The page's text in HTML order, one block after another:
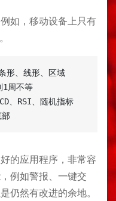
如，移动设备上只有
形、线形、区域
1周不等
、RSI、随机指标
部
的应用程序，非常容
例如警报、一键交
仍然有改进的余地。